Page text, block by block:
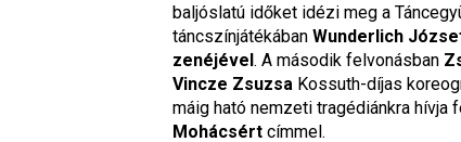
baljóslatú időket idézi meg a
táncszínjátékában Wunderlich
zenéjével. A második felvonásban
Vincze Zsuzsa Kossuth-díjas
máig ható nemzeti tragédiánkra hívja
Mohácsértcímmel.